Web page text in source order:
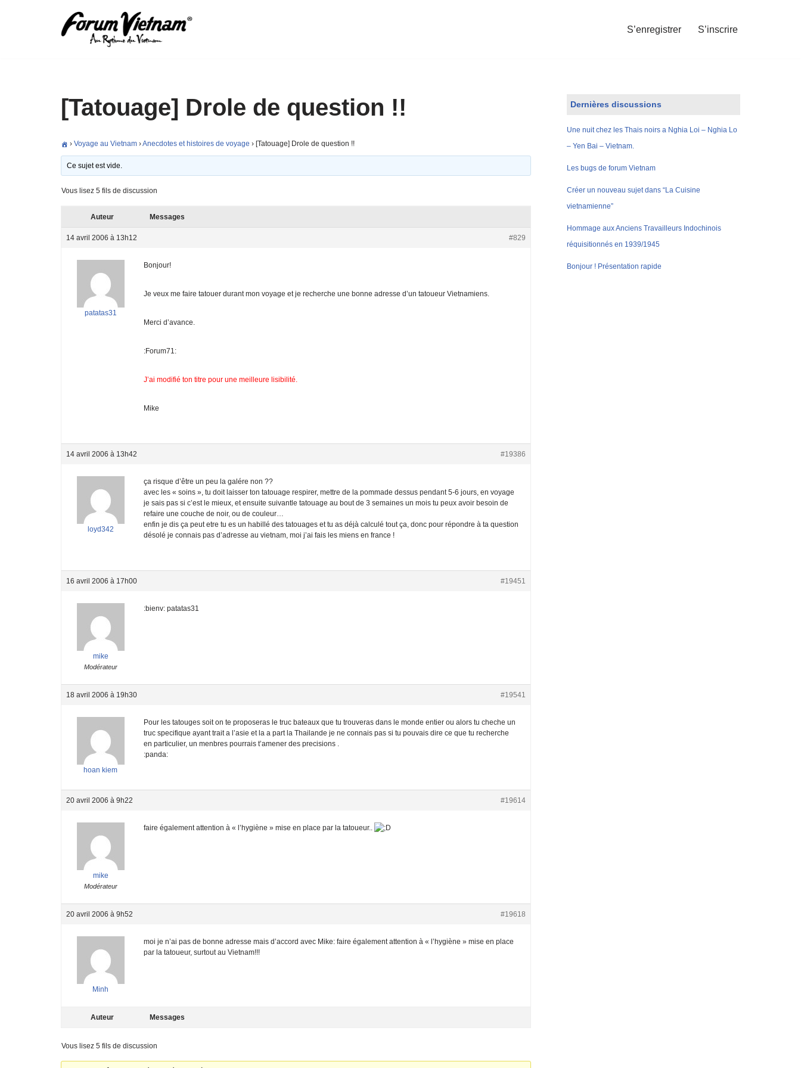
S’enregistrer S’inscrire
[Tatouage] Drole de question !!
› Voyage au Vietnam ›Anecdotes et histoires de voyage › [Tatouage] Drole de question !!
Ce sujet est vide.
Vous lisez 5 fils de discussion
Auteur Messages
14 avril 2006 à 13h12 #829
patatas31
Bonjour!
Je veux me faire tatouer durant mon voyage et je recherche une bonne adresse d’un tatoueur Vietnamiens.
Merci d’avance.
:Forum71:
J’ai modifié ton titre pour une meilleure lisibilité.
Mike
14 avril 2006 à 13h42 #19386
loyd342
ça risque d’être un peu la galére non ??
avec les « soins », tu doit laisser ton tatouage respirer, mettre de la pommade dessus pendant 5-6 jours, en voyage
je sais pas si c’est le mieux, et ensuite suivantle tatouage au bout de 3 semaines un mois tu peux avoir besoin de
refaire une couche de noir, ou de couleur…
enfin je dis ça peut etre tu es un habillé des tatouages et tu as déjà calculé tout ça, donc pour répondre à ta question
désolé je connais pas d’adresse au vietnam, moi j’ai fais les miens en france !
16 avril 2006 à 17h00 #19451
mike
Modérateur
:bienv: patatas31
18 avril 2006 à 19h30 #19541
hoan kiem
Pour les tatouges soit on te proposeras le truc bateaux que tu trouveras dans le monde entier ou alors tu cheche un
truc specifique ayant trait a l’asie et la a part la Thailande je ne connais pas si tu pouvais dire ce que tu recherche
en particulier, un menbres pourrais t’amener des precisions .
:panda:
20 avril 2006 à 9h22 #19614
mike
Modérateur
faire également attention à « l’hygiène » mise en place par la tatoueur..
20 avril 2006 à 9h52 #19618
Minh
moi je n’ai pas de bonne adresse mais d’accord avec Mike: faire également attention à « l’hygiène » mise en place
par la tatoueur, surtout au Vietnam!!!
Auteur Messages
Vous lisez 5 fils de discussion
Dernières discussions
Une nuit chez les Thais noirs a Nghia Loi – Nghia Lo
– Yen Bai – Vietnam.
Les bugs de forum Vietnam
Créer un nouveau sujet dans “La Cuisine
vietnamienne”
Hommage aux Anciens Travailleurs Indochinois
réquisitionnés en 1939/1945
Bonjour ! Présentation rapide